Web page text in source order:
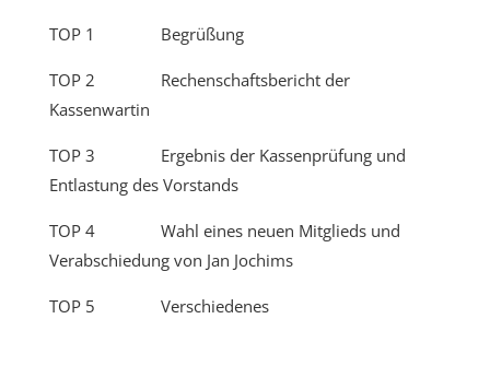
TOP 1 Begrüßung
TOP 2
Rechenschaftsbericht der
Kassenwartin
TOP 3
Ergebnis der Kassenprüfung und
Entlastung des Vorstands
TOP 4
Wahl eines neuen Mitglieds und
Verabschiedung von Jan Jochims
TOP 5 Verschiedenes